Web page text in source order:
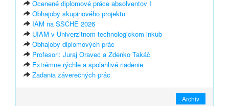
Ocenené diplomové práce absolventov I
Obhajoby skupinového projektu
IAM na SSCHE 2026
UIAM v Univerzitnom technologickom inkub
Obhajoby diplomových prác
Profesori: Juraj Oravec a Zdenko Takáč
Extrémne rýchle a spoľahlivé riadenie
Zadania záverečných prác
Archív